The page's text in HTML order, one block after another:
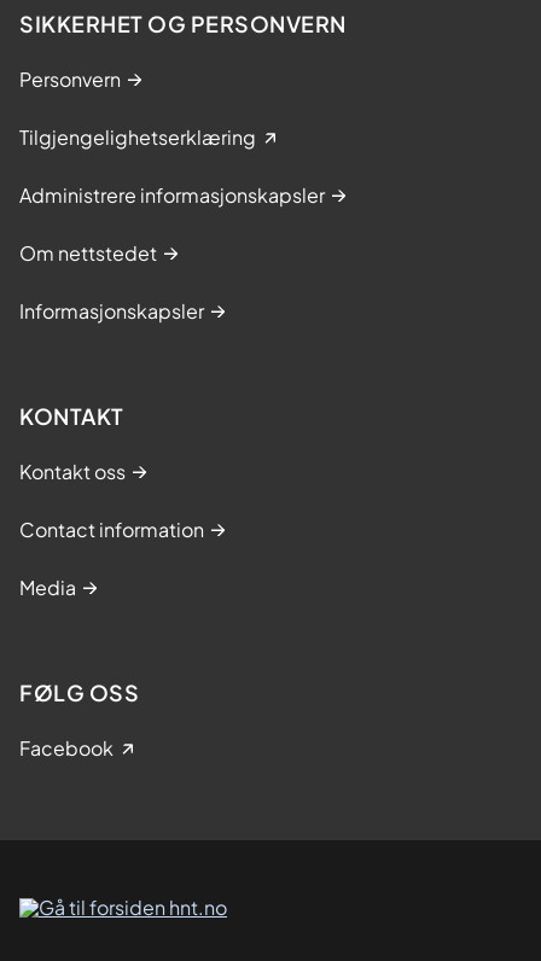
SIKKERHET OG PERSONVERN
Personvern
Tilgjengelighetserklæring
Administrere informasjonskapsler
Om nettstedet
Informasjonskapsler
KONTAKT
Kontakt oss
Contact information
Media
FØLG OSS
Facebook